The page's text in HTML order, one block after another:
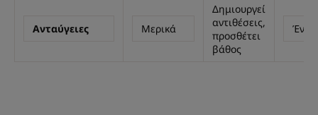
Ανταύγειες Μερικά
Δημιουργεί
αντιθέσεις,
προσθέτει
βάθος